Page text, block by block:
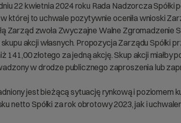
22 kwietnia 2024 roku Rada Nadzorcza
której to uchwale pozytywnie oceniła wnioski
Zarząd zwoła Zwyczajne Walne
akcji własnych. Propozycja Zarządu Spółki
141,00 złotego za jedną akcję. Skup akcji
w drodze publicznego zaproszenia lub
jest bieżącą sytuację rynkową i poziomem
netto Spółki za rok obrotowy 2023, jak i